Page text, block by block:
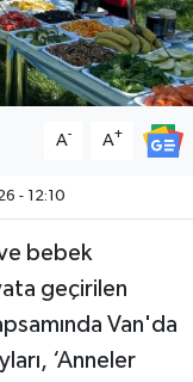
A- A+
- 12:10
ve bebek
geçirilen
Van'da
‘Anneler